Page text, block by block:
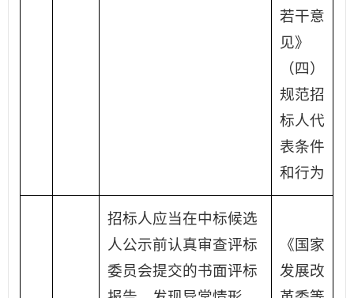
若干意
见》
（四）
规范招
标人代
表条件
和行为
招标人应当在中标候选
人公示前认真审查评标
委员会提交的书面评标
《国家
发展改